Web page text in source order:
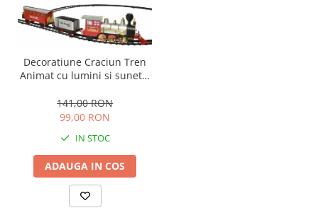
Decoratiune Craciun Tren
Animat cu lumini si sunete,
141,00 RON
99,00 RON
IN STOC
ADAUGA IN COS